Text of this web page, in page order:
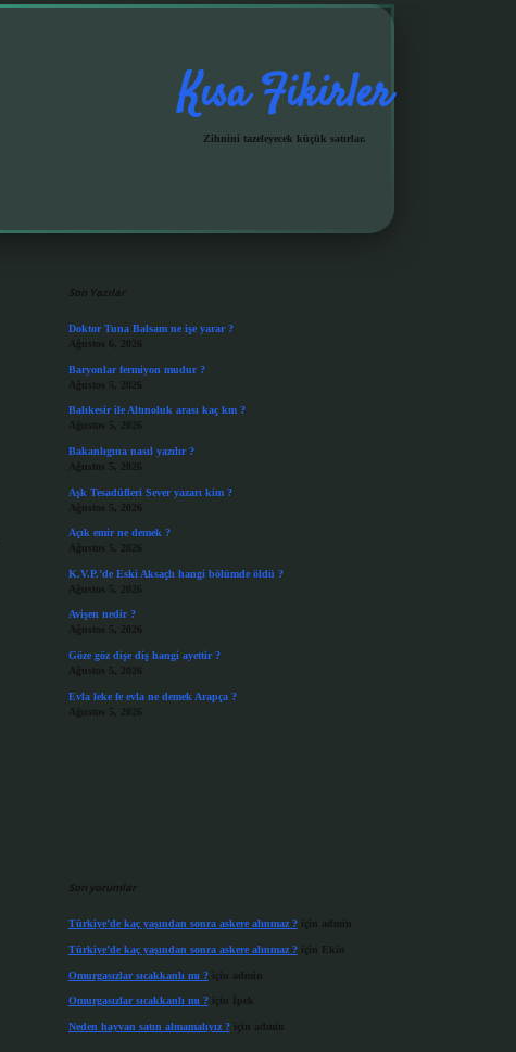
Kısa Fikirler
Zihnini tazeleyecek küçük satırlar.
Son Yazılar
Doktor Tuna Balsam ne işe yarar ?
Ağustos 6, 2026
Baryonlar fermiyon mudur ?
Ağustos 5, 2026
Balıkesir ile Altınoluk arası kaç km ?
Ağustos 5, 2026
Bakanlıgına nasıl yazılır ?
Ağustos 5, 2026
Aşk Tesadüfleri Sever yazarı kim ?
Ağustos 5, 2026
Açık emir ne demek ?
Ağustos 5, 2026
K.V.P.’de Eski Aksaçlı hangi bölümde öldü ?
Ağustos 5, 2026
Avişen nedir ?
Ağustos 5, 2026
Göze göz dişe diş hangi ayettir ?
Ağustos 5, 2026
Evla leke fe evla ne demek Arapça ?
Ağustos 5, 2026
Son yorumlar
Türkiye’de kaç yaşından sonra askere alınmaz ?için admin
Türkiye’de kaç yaşından sonra askere alınmaz ?için Ekin
Omurgasızlar sıcakkanlı mı ?için admin
Omurgasızlar sıcakkanlı mı ?için İpek
Neden hayvan satın almamalıyız ?için admin